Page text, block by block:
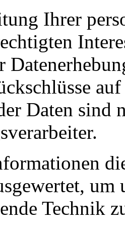
Ihrer
Daten sind
Technik